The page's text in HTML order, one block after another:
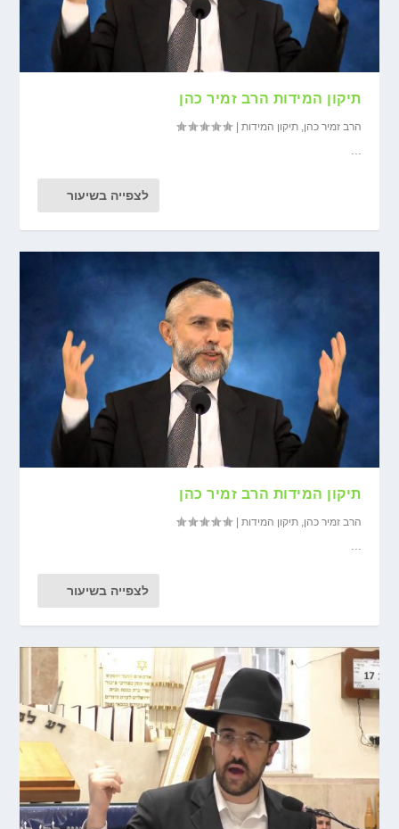
תיקון המידות הרב זמיר כהן
הרב זמיר כהן,תיקון המידות |
לצפייה בשיעור
תיקון המידות הרב זמיר כהן
הרב זמיר כהן,תיקון המידות |
לצפייה בשיעור